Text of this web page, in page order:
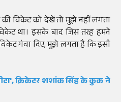
विकेट को देखें तो मुझे नहीं लगता
था। इसके बाद जिस तरह हमने
गंवा दिए, मुझे लगता है कि इसी
क्रिकेटर शशांक सिंह के कुक ने